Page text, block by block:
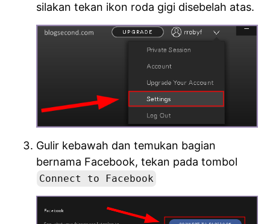
silakan tekan ikon roda gigi disebelah atas.
Gulir kebawah dan temukan bagian
bernama Facebook, tekan pada tombol
Connect to Facebook